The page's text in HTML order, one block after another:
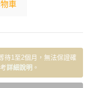
車
待1至2個月，無法保證確
詳細說明 。